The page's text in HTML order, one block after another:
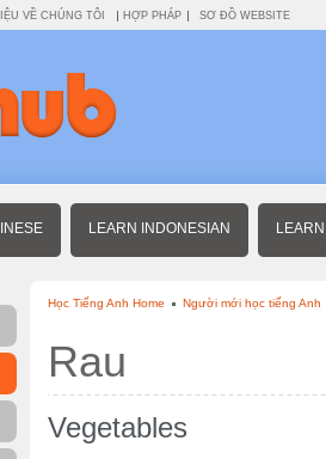
VỀ CHÚNG TÔI HỢP PHÁP SƠ ĐỒ WEBSITE
LEARN INDONESIAN
Học Tiếng Anh Home Người mới học tiếng Anh
Rau
Vegetables